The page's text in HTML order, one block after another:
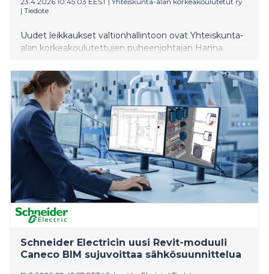
| Tiedote
Uudet leikkaukset valtionhallintoon ovat Yhteiskunta-
alan korkeakoulutettujen puheenjohtajan Hanna
valtionhallinnolla työskentelevistä ykalaisista yli kaksi
kolmasosaa arvioi, etteivät henkilöstöresurssit olleet
riittävät työtehtävien suorittamiseen huolellisesti ja
määräajoissa.
Schneider Electricin uusi Revit-moduuli
Caneco BIM sujuvoittaa sähkösuunnittelua